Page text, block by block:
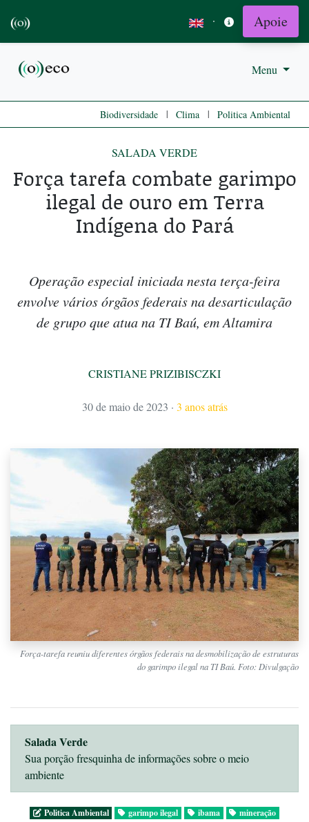
· Apoie
Menu
Biodiversidade | Clima | Politica Ambiental
SALADA VERDE
Força tarefa combate garimpo
ilegal de ouro em Terra
Indígena do Pará
Operação especial iniciada nesta terça-feira
envolve vários órgãos federais na desarticulação
de grupo que atua na TI Baú, em Altamira
CRISTIANE PRIZIBISCZKI
30 de maio de 2023 · 3 anos atrás
Força-tarefa reuniu diferentes órgãos federais na desmobilização de estruturas
do garimpo ilegal na TI Baú. Foto: Divulgação
Salada Verde
Sua porção fresquinha de informações sobre o meio
ambiente
Politica Ambiental garimpo ilegal ibama
mineração